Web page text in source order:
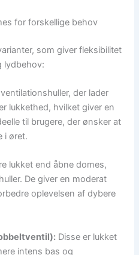
for forskellige behov
som giver fleksibilitet
lydbehov:
der lader
lukkethed, hvilket giver en
til brugere, der ønsker at
i øret.
lukket end åbne domes,
De giver en moderat
oplevelsen af dybere
Disse er lukket
intens bas og